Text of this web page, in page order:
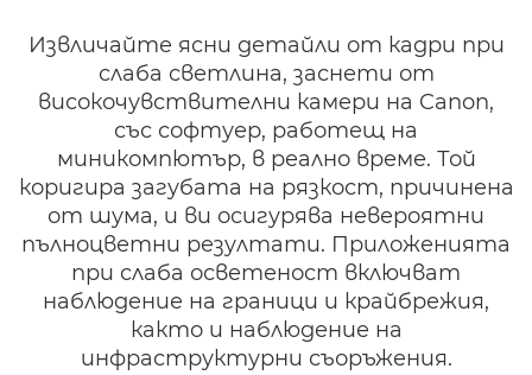
Извличайте ясни детайли от кадри при
слаба светлина, заснети от
високочувствителни камери на Canon,
със софтуер, работещ на
миникомпютър, в реално време. Той
коригира загубата на рязкост, причинена
от шума, и ви осигурява невероятни
пълноцветни резултати. Приложенията
при слаба осветеност включват
наблюдение на граници и крайбрежия,
както и наблюдение на
инфраструктурни съоръжения.